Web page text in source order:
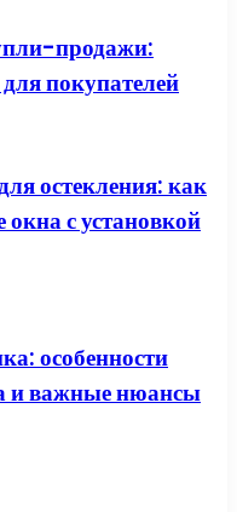
продажи:
покупателей
остекления: как
с установкой
особенности
и важные нюансы